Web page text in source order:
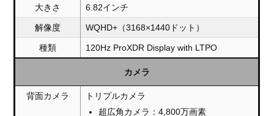
大きさ 6.82インチ
解像度 WQHD+（3168×1440ドット）
種類 120Hz ProXDR Display with LTPO
カメラ
背面カメラ
トリプルカメラ
超広角カメラ：4,800万画素